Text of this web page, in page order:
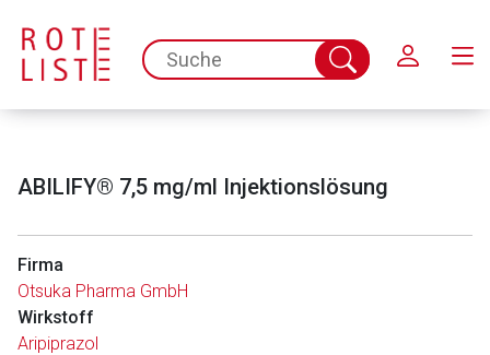
spc.search.input.placeholder
Suche
abschicken
ABILIFY® 7,5 mg/ml Injektionslösung
Firma
Otsuka Pharma GmbH
Wirkstoff
Aripiprazol